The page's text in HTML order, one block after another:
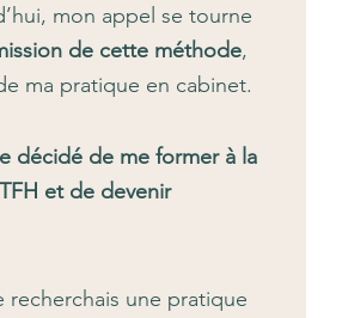
mon appel se tourne
de cette méthode,
ma pratique en cabinet.
décidé de me former à la
et de devenir
recherchais une pratique